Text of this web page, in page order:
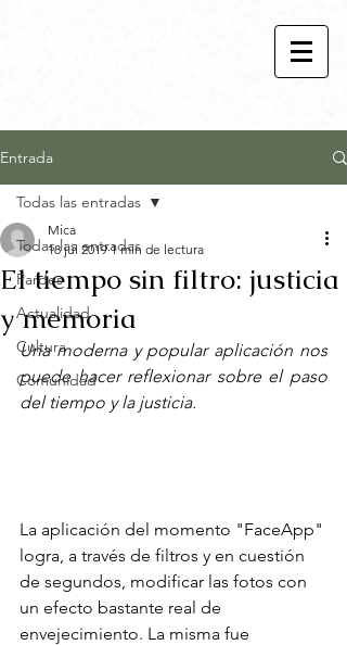
Entrada
Todas las entradas
Pardes
Actualidad
Cultura
Comunidad
Todas las entradas
El tiempo sin filtro: justicia
y memoria
Mica
18 jul 2019 1 min de lectura
Una moderna y popular aplicación nos
puede hacer reflexionar sobre el paso
del tiempo y la justicia.
La aplicación del momento "FaceApp"
logra, a través de filtros y en cuestión
de segundos, modificar las fotos con
un efecto bastante real de
envejecimiento. La misma fue